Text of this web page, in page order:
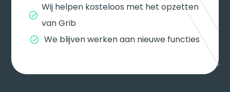
Wij helpen kosteloos met het opzetten
van Grib
We blijven werken aan nieuwe functies